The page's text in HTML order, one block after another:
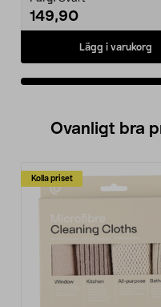
149,90
Lägg i varukorg
Ovanligt bra
Kolla priset